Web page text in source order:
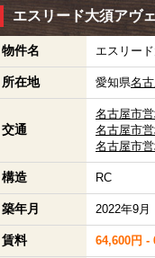
エスリード大須アヴ
物件名 エスリー
所在地 愛知県名
交通
名古屋市
名古屋市
名古屋市
構造 RC
築年月 2022年9月
賃料 64,600円 -